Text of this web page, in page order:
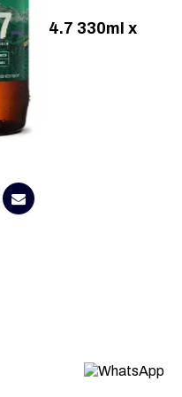
Ipa 24.7 330ml x